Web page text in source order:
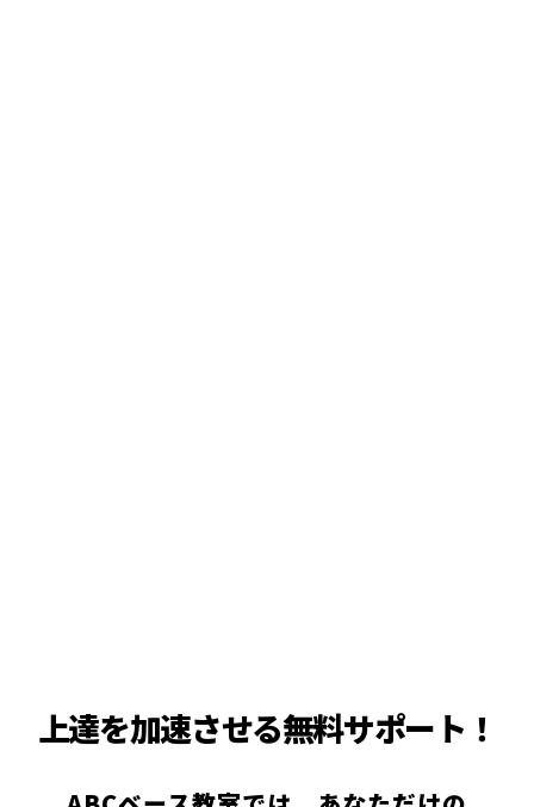
上達を加速させる無料サポート！